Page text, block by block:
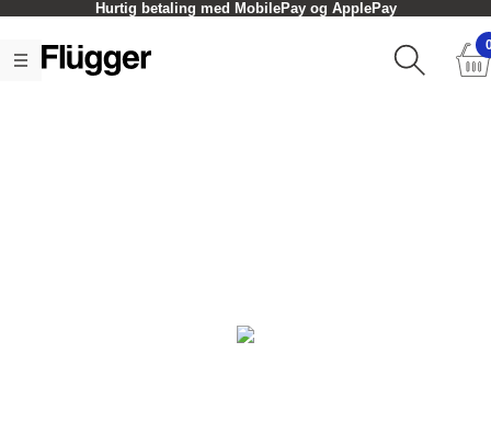
Hurtig betaling med MobilePay og ApplePay